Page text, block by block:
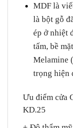
MDF là
là bột gỗ
ép ở nhiệt
tấm, bề
Melamine
trọng hiện
Ưu điểm cửa
KD.25